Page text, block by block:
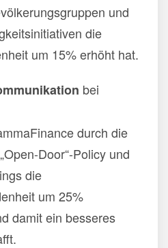
und
die
um 15% erhöht hat.
bei
durch die
Door“-Policy und
die
um 25%
damit ein besseres